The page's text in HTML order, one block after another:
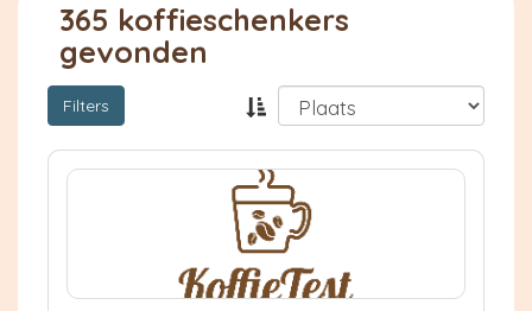
365 koffieschenkers
gevonden
Filters